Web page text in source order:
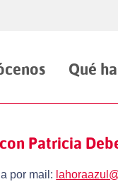
Qué
Patricia
por mail: